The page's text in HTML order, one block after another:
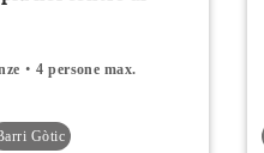
4 persone max.
Gòtic